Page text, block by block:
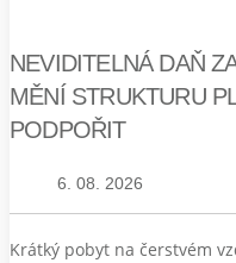
NEVIDITELNÁ DAŇ
MĚNÍ STRUKTURU
PODPOŘIT
6. 08. 2026
Krátký pobyt na čerstvém